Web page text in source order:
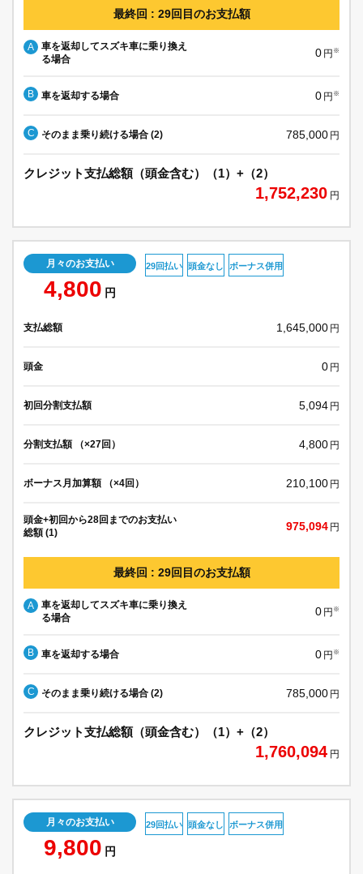
最終回 : 29回目のお支払額
A
車を返却してスズキ車に乗り換え
る場合
0 円 ※
B 車を返却する場合 0 円 ※
C そのまま乗り続ける場合 (2) 785,000 円
クレジット支払総額（頭金含む）（1）+（2）
1,752,230 円
月々のお支払い
4,800 円
29回払い 頭金なし ボーナス併用
支払総額 1,645,000 円
頭金 0 円
初回分割支払額 5,094 円
分割支払額 （×27回） 4,800 円
ボーナス月加算額 （×4回） 210,100 円
頭金+初回から28回までのお支払い
総額 (1)
975,094 円
最終回 : 29回目のお支払額
A
車を返却してスズキ車に乗り換え
る場合
0 円 ※
B 車を返却する場合 0 円 ※
C そのまま乗り続ける場合 (2) 785,000 円
クレジット支払総額（頭金含む）（1）+（2）
1,760,094 円
月々のお支払い
9,800 円
29回払い 頭金なし ボーナス併用